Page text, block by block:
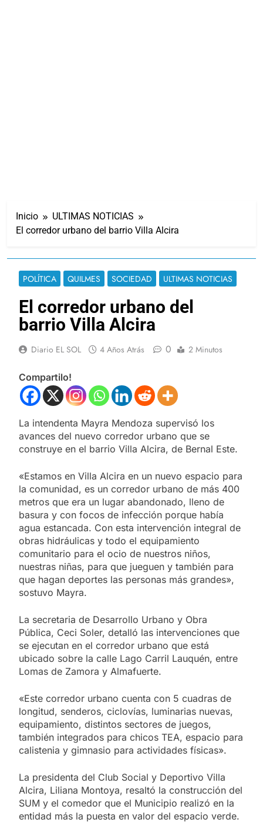
Inicio
ULTIMAS NOTICIAS
El corredor urbano del barrio Villa Alcira
POLÍTICA QUILMES SOCIEDAD ULTIMAS NOTICIAS
El corredor urbano del
barrio Villa Alcira
Diario EL SOL 4 Años Atrás 0 2 Minutos
Compartilo!
La intendenta Mayra Mendoza supervisó los
avances del nuevo corredor urbano que se
construye en el barrio Villa Alcira, de Bernal Este.
«Estamos en Villa Alcira en un nuevo espacio para
la comunidad, es un corredor urbano de más 400
metros que era un lugar abandonado, lleno de
basura y con focos de infección porque había
agua estancada. Con esta intervención integral de
obras hidráulicas y todo el equipamiento
comunitario para el ocio de nuestros niños,
nuestras niñas, para que jueguen y también para
que hagan deportes las personas más grandes»,
sostuvo Mayra.
La secretaria de Desarrollo Urbano y Obra
Pública, Ceci Soler, detalló las intervenciones que
se ejecutan en el corredor urbano que está
ubicado sobre la calle Lago Carril Lauquén, entre
Lomas de Zamora y Almafuerte.
«Este corredor urbano cuenta con 5 cuadras de
longitud, senderos, ciclovías, luminarias nuevas,
equipamiento, distintos sectores de juegos,
también integrados para chicos TEA, espacio para
calistenia y gimnasio para actividades físicas».
La presidenta del Club Social y Deportivo Villa
Alcira, Liliana Montoya, resaltó la construcción del
SUM y el comedor que el Municipio realizó en la
entidad más la puesta en valor del espacio verde.